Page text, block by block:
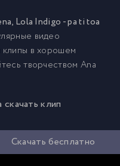
Lola Indigo - pa ti toa
видео
клипы в хорошем
творчеством Ana
клип
Скачать бесплатно